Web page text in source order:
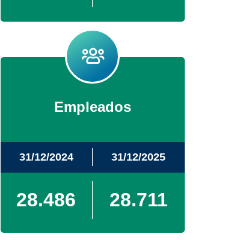
Empleados
31/12/2024 31/12/2025
28.486 28.711